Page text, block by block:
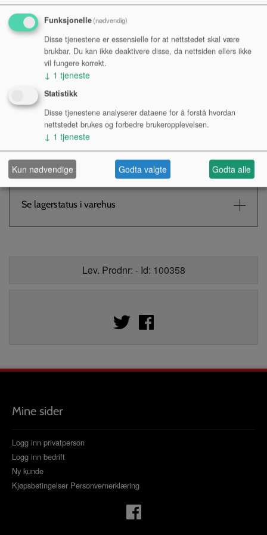
Kr 290,-
NOK
Antall:
KJØP
Tilgjengelighet:
Se lagerstatus i varehus
Lev. Prodnr: - Id: 100358
Mine sider
Logg inn privatperson
Logg inn bedrift
Ny kunde
Kjøpsbetingelser Personvernerklæring
Funksjonelle(nødvendig)
Disse tjenestene er essensielle for at nettstedet skal være
brukbar. Du kan ikke deaktivere disse, da nettsiden ellers ikke
vil fungere korrekt.
↓ 1 tjeneste
Statistikk
Disse tjenestene analyserer dataene for å forstå hvordan
nettstedet brukes og forbedre brukeropplevelsen.
↓ 1 tjeneste
Kun nødvendige Godta valgte Godta alle